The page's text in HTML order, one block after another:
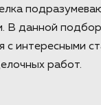
В данной
интересными
работ.